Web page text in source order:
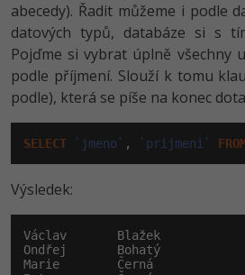
abecedy). Řadit můžeme i podle
datových typů, databáze si s
Pojďme si vybrat úplně všechny
podle příjmení. Slouží k tomu
podle), která se píše na konec
SELECT `jmeno` , `prijmeni`
Výsledek:
Václav       Blažek
Ondřej       Bohatý
Marie        Černá